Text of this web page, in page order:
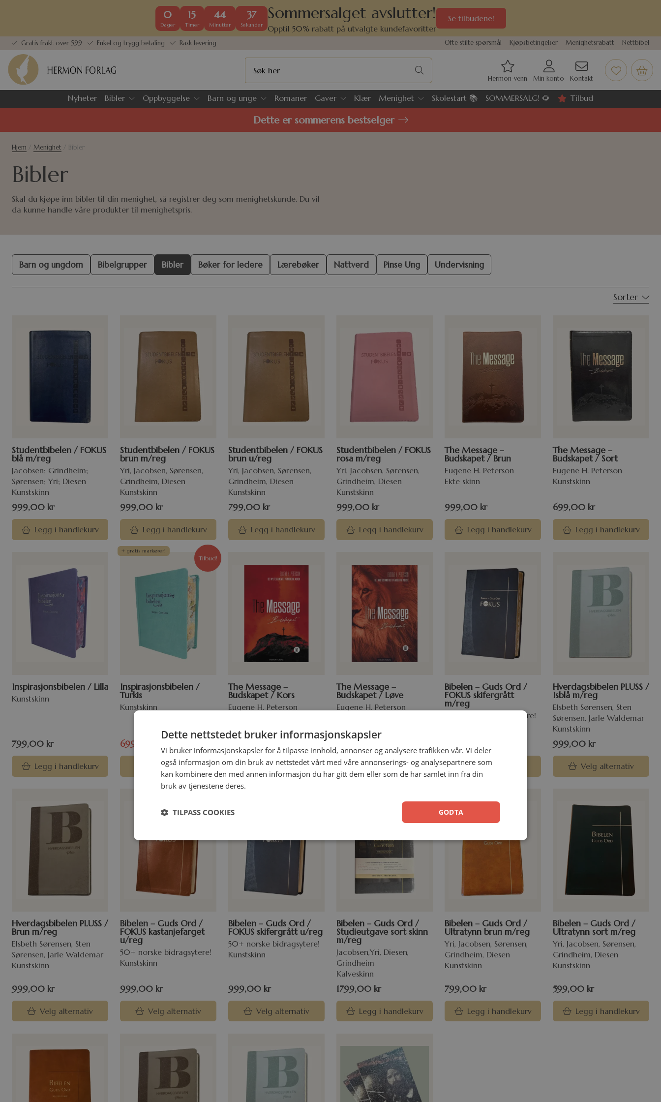
0
Dager
15
Timer
44
Minutter
36
Sekunder
Sommersalget avslutter!
Opptil 50% rabatt på utvalgte kundefavoritter
Se tilbudene!
Gratis frakt over 599 Enkel og trygg betaling Rask levering Ofte stilte spørsmål Kjøpsbetingelser Menighetsrabatt Nettbibel
Hermon-venn Min konto Kontakt
Nyheter Bibler Oppbyggelse Barn og unge Romaner Gaver Klær Menighet Skolestart 📚 SOMMERSALG! 🌻 Tilbud
Dette er sommerens bestselger
Hjem / Menighet / Bibler
Bibler
Skal du kjøpe inn bibler til din menighet, så registrer deg som menighetskunde. Du vil
da kunne handle våre produkter til menighetspris.
Barn og ungdom Bibelgrupper Bibler Bøker for ledere Lærebøker Nattverd Pinse Ung Undervisning
Sorter
Studentbibelen / FOKUS
blå m/reg
Jacobsen; Grindheim;
Sørensen; Yri; Diesen
Kunstskinn
999,00 kr
Legg i handlekurv
Studentbibelen / FOKUS
brun m/reg
Yri, Jacobsen, Sørensen,
Grindheim, Diesen
Kunstskinn
999,00 kr
Legg i handlekurv
Studentbibelen / FOKUS
brun u/reg
Yri, Jacobsen, Sørensen,
Grindheim, Diesen
Kunstskinn
799,00 kr
Legg i handlekurv
Studentbibelen / FOKUS
rosa m/reg
Yri, Jacobsen, Sørensen,
Grindheim, Diesen
Kunstskinn
999,00 kr
Legg i handlekurv
The Message –
Budskapet / Brun
Eugene H. Peterson
Ekte skinn
999,00 kr
Legg i handlekurv
The Message –
Budskapet / Sort
Eugene H. Peterson
Kunstskinn
699,00 kr
Legg i handlekurv
Inspirasjonsbibelen / Lilla
Kunstskinn
799,00 kr
Legg i handlekurv
+ gratis markører!
Tilbud!
Inspirasjonsbibelen /
Turkis
Kunstskinn
699,00
Velg alternativ
The Message –
Budskapet / Kors
Eugene H. Peterson
Legg i handlekurv
The Message –
Budskapet / Løve
Eugene H. Peterson
499,00
Legg i handlekurv
Bibelen – Guds Ord /
FOKUS skifergrått
m/reg
50+ norske bidragsytere!
Velg alternativ
Hverdagsbibelen PLUSS /
Isblå m/reg
Elsbeth Sørensen, Sten
Sørensen, Jarle Waldemar
Kunstskinn
999,00 kr
Velg alternativ
Hverdagsbibelen PLUSS /
Brun m/reg
Elsbeth Sørensen, Sten
Sørensen, Jarle Waldemar
Kunstskinn
999,00 kr
Velg alternativ
Bibelen – Guds Ord /
FOKUS kastanjefarget
u/reg
50+ norske bidragsytere!
Kunstskinn
999,00 kr
Velg alternativ
Bibelen – Guds Ord /
FOKUS skifergrått u/reg
50+ norske bidragsytere!
Kunstskinn
999,00 kr
Velg alternativ
Bibelen – Guds Ord /
Studieutgave sort skinn
m/reg
Jacobsen,Yri, Diesen,
Grindheim
Kalveskinn
1799,00 kr
Legg i handlekurv
Bibelen – Guds Ord /
Ultratynn brun m/reg
Yri, Jacobsen, Sørensen,
Grindheim, Diesen
Kunstskinn
799,00 kr
Legg i handlekurv
Bibelen – Guds Ord /
Ultratynn sort m/reg
Yri, Jacobsen, Sørensen,
Grindheim, Diesen
Kunstskinn
599,00 kr
Legg i handlekurv
Dette nettstedet bruker informasjonskapsler
Vi bruker informasjonskapsler for å tilpasse innhold, annonser og analysere trafikken vår. Vi deler
også informasjon om din bruk av nettstedet vårt med våre annonserings- og analysepartnere som
kan kombinere den med annen informasjon du har gitt dem eller som de har samlet inn fra din
bruk av tjenestene deres.
GODTA
TILPASS COOKIES